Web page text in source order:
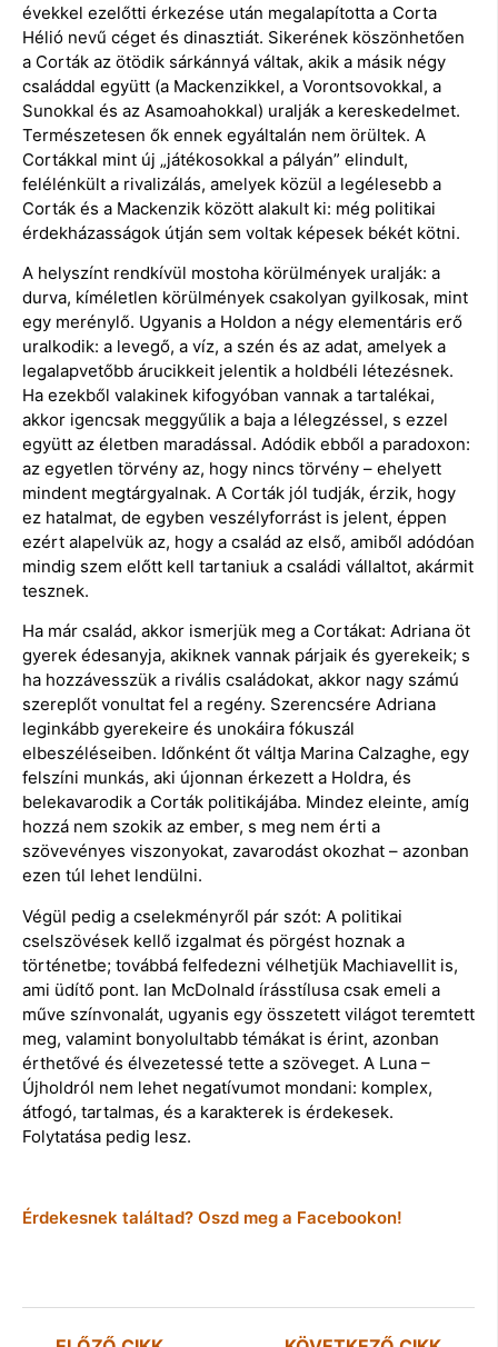
évekkel ezelőtti érkezése után megalapította a Corta
Hélió nevű céget és dinasztiát. Sikerének köszönhetően
a Corták az ötödik sárkánnyá váltak, akik a másik négy
családdal együtt (a Mackenzikkel, a Vorontsovokkal, a
Sunokkal és az Asamoahokkal) uralják a kereskedelmet.
Természetesen ők ennek egyáltalán nem örültek. A
Cortákkal mint új „játékosokkal a pályán” elindult,
felélénkült a rivalizálás, amelyek közül a legélesebb a
Corták és a Mackenzik között alakult ki: még politikai
érdekházasságok útján sem voltak képesek békét kötni.
A helyszínt rendkívül mostoha körülmények uralják: a
durva, kíméletlen körülmények csakolyan gyilkosak, mint
egy merénylő. Ugyanis a Holdon a négy elementáris erő
uralkodik: a levegő, a víz, a szén és az adat, amelyek a
legalapvetőbb árucikkeit jelentik a holdbéli létezésnek.
Ha ezekből valakinek kifogyóban vannak a tartalékai,
akkor igencsak meggyűlik a baja a lélegzéssel, s ezzel
együtt az életben maradással. Adódik ebből a paradoxon:
az egyetlen törvény az, hogy nincs törvény – ehelyett
mindent megtárgyalnak. A Corták jól tudják, érzik, hogy
ez hatalmat, de egyben veszélyforrást is jelent, éppen
ezért alapelvük az, hogy a család az első, amiből adódóan
mindig szem előtt kell tartaniuk a családi vállaltot, akármit
tesznek.
Ha már család, akkor ismerjük meg a Cortákat: Adriana öt
gyerek édesanyja, akiknek vannak párjaik és gyerekeik; s
ha hozzávesszük a rivális családokat, akkor nagy számú
szereplőt vonultat fel a regény. Szerencsére Adriana
leginkább gyerekeire és unokáira fókuszál
elbeszéléseiben. Időnként őt váltja Marina Calzaghe, egy
felszíni munkás, aki újonnan érkezett a Holdra, és
belekavarodik a Corták politikájába. Mindez eleinte, amíg
hozzá nem szokik az ember, s meg nem érti a
szövevényes viszonyokat, zavarodást okozhat – azonban
ezen túl lehet lendülni.
Végül pedig a cselekményről pár szót: A politikai
cselszövések kellő izgalmat és pörgést hoznak a
történetbe; továbbá felfedezni vélhetjük Machiavellit is,
ami üdítő pont. Ian McDolnald írásstílusa csak emeli a
műve színvonalát, ugyanis egy összetett világot teremtett
meg, valamint bonyolultabb témákat is érint, azonban
érthetővé és élvezetessé tette a szöveget. A Luna –
Újholdról nem lehet negatívumot mondani: komplex,
átfogó, tartalmas, és a karakterek is érdekesek.
Folytatása pedig lesz.
Érdekesnek találtad? Oszd meg a Facebookon!